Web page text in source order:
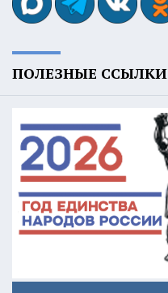
ПОЛЕЗНЫЕ ССЫЛКИ